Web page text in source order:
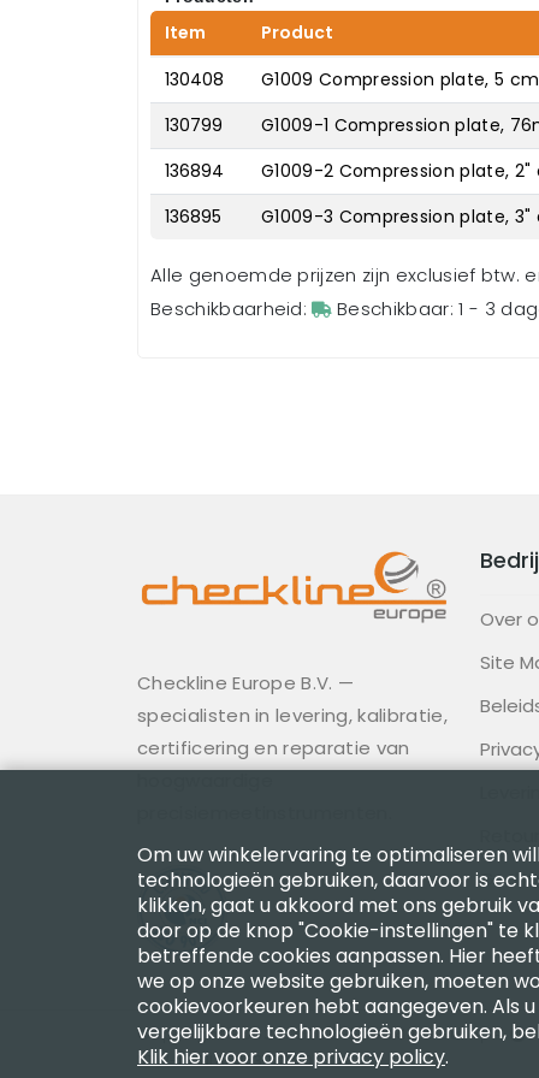
Item
Product
130408
G1009 Compression plate, 5
130799
G1009-1 Compression plate,
136894
G1009-2 Compression plate,
136895
G1009-3 Compression plate,
Alle genoemde prijzen zijn exclusief btw.
Beschikbaarheid:
Beschikbaar: 1 - 3
Checkline Europe B.V. —
specialisten in levering, kalibratie,
certificering en reparatie van
Over
Site
Copyright 2003 - 2026 Checkline Europe
BTW-nr. NL850630721B01
Om uw winkelervaring te optimaliseren
technologieën gebruiken, daarvoor is
klikken, gaat u akkoord met ons gebruik
door op de knop "Cookie-instellingen" te
betreffende cookies aanpassen. Hier
we op onze website gebruiken, moeten
cookievoorkeuren hebt aangegeven. Als
vergelijkbare technologieën gebruiken,
Klik hier voor onze privacy policy.